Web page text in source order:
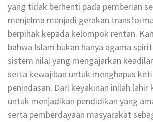
yang tidak berhenti pada pemberian
menjelma menjadi gerakan
berpihak kepada kelompok rentan.
bahwa Islam bukan hanya agama
sistem nilai yang mengajarkan
serta kewajiban untuk menghapus
penindasan. Dari keyakinan inilah
untuk menjadikan pendidikan yang
serta pemberdayaan masyarakat